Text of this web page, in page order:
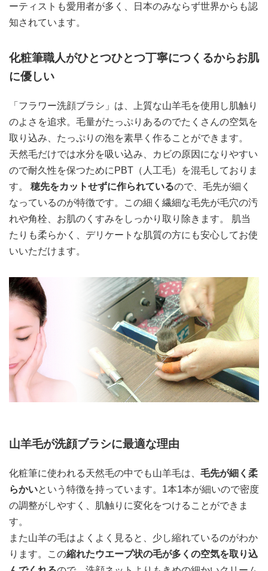
ーティストも愛用者が多く、日本のみならず世界からも認
知されています。
化粧筆職人がひとつひとつ丁寧につくるからお肌
に優しい
「フラワー洗顔ブラシ」は、上質な山羊毛を使用し肌触り
のよさを追求。毛量がたっぷりあるのでたくさんの空気を
取り込み、たっぷりの泡を素早く作ることができます。
天然毛だけでは水分を吸い込み、カビの原因になりやすい
ので耐久性を保つためにPBT（人工毛）を混毛しておりま
す。 穂先をカットせずに作られているので、毛先が細く
なっているのが特徴です。この細く繊細な毛先が毛穴の汚
れや角栓、お肌のくすみをしっかり取り除きます。 肌当
たりも柔らかく、デリケートな肌質の方にも安心してお使
いいただけます。
山羊毛が洗顔ブラシに最適な理由
化粧筆に使われる天然毛の中でも山羊毛は、 毛先が細く柔
らかいという特徴を持っています。1本1本が細いので密度
の調整がしやすく、肌触りに変化をつけることができま
す。
また山羊の毛はよくよく見ると、少し縮れているのがわか
ります。この縮れたウエーブ状の毛が多くの空気を取り込